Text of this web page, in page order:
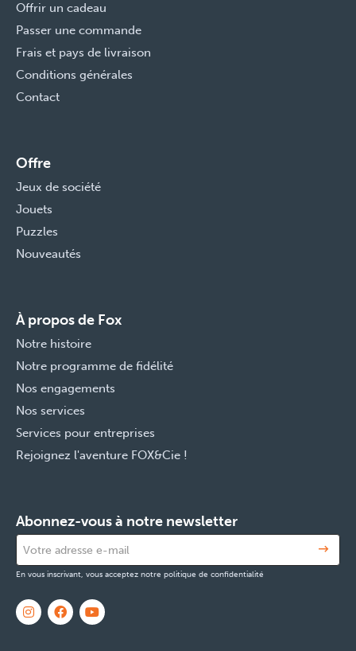
Offrir un cadeau
Passer une commande
Frais et pays de livraison
Conditions générales
Contact
Offre
Jeux de société
Jouets
Puzzles
Nouveautés
À propos de Fox
Notre histoire
Notre programme de fidélité
Nos engagements
Nos services
Services pour entreprises
Rejoignez l'aventure FOX&Cie !
Abonnez-vous à notre newsletter
En vous inscrivant, vous acceptez notre politique de confidentialité